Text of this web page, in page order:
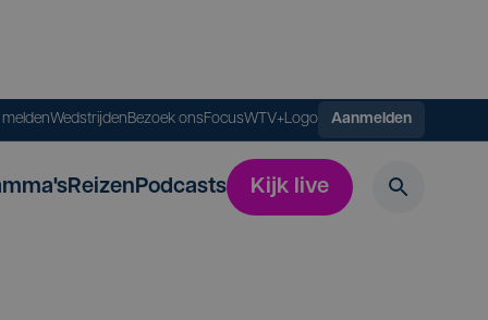
WedstrijdenBezoek onsFocusWTV+Logo Aanmelden
ReizenPodcasts Kijk live